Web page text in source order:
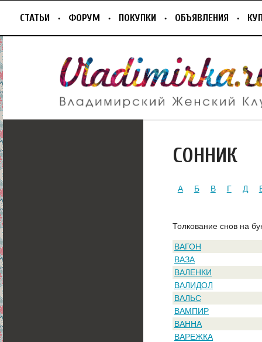
СТАТЬИ ФОРУМ ПОКУПКИ ОБЪЯВЛЕНИЯ
СОННИК
А Б В Г Д
Толкование снов на
ВАГОН
ВАЗА
ВАЛЕНКИ
ВАЛИДОЛ
ВАЛЬС
ВАМПИР
ВАННА
ВАРЕЖКА